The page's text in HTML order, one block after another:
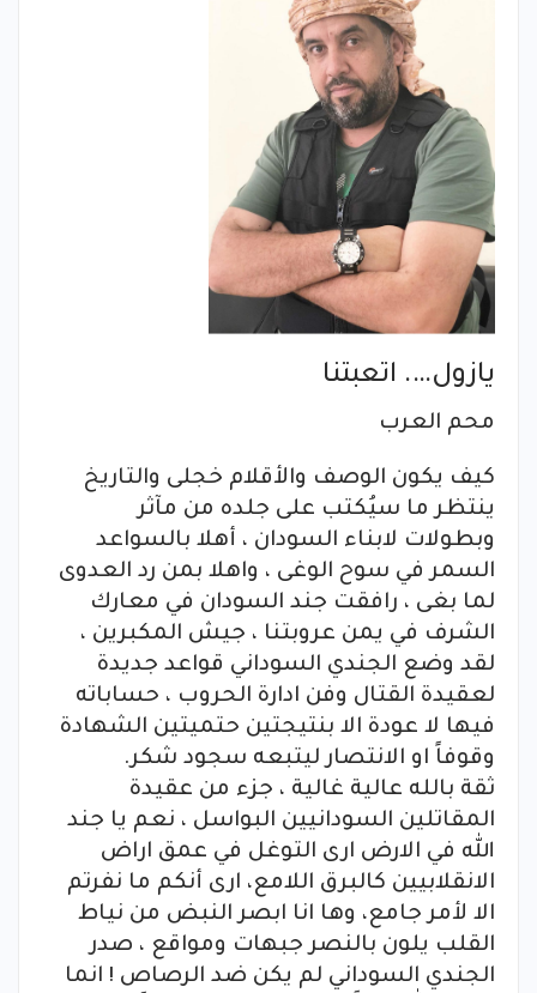
يازول…. اتعبتنا
محم العرب
كيف يكون الوصف والأقلام خجلى والتاريخ
ينتظر ما سيُكتب على جلده من مآثر
وبطولات لابناء السودان ، أهلا بالسواعد
السمر في سوح الوغى ، واهلا بمن رد العدوى
لما بغى ، رافقت جند السودان في معارك
الشرف في يمن عروبتنا ، جيش المكبرين ،
لقد وضع الجندي السوداني قواعد جديدة
لعقيدة القتال وفن ادارة الحروب ، حساباته
فيها لا عودة الا بنتيجتين حتميتين الشهادة
وقوفاً او الانتصار ليتبعه سجود شكر.
ثقة بالله عالية غالية ، جزء من عقيدة
المقاتلين السودانيين البواسل ، نعم يا جند
الله في الارض ارى التوغل في عمق اراض
الانقلابيين كالبرق اللامع، ارى أنكم ما نفرتم
الا لأمر جامع، وها انا ابصر النبض من نياط
القلب يلون بالنصر جبهات ومواقع ، صدر
الجندي السوداني لم يكن ضد الرصاص ! انما